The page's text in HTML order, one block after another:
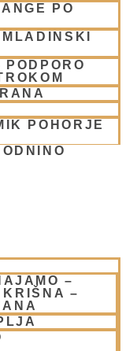
PO
POHORJE
–
–
2026